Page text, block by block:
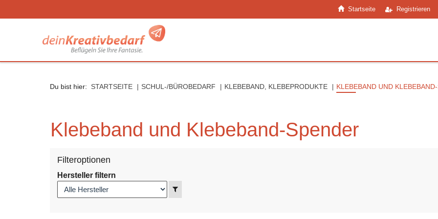
Startseite Registrieren
Du bist hier: STARTSEITE SCHUL-/BÜROBEDARF KLEBEBAND, KLEBEPRODUKTE KLEBEBAND UND
Klebeband und Klebeband-Spender
Filteroptionen
Hersteller filtern
Anzeigen